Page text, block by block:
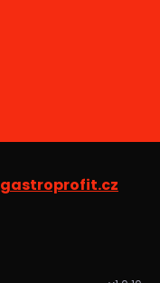
gastroprofit.cz